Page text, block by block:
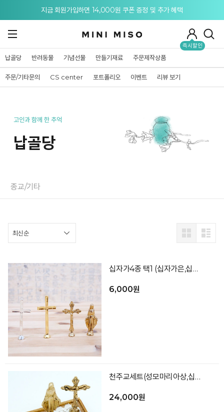
지금 회원가입하면 14,000원 쿠폰 증정 및 추가 혜택
즉시할인
납골당 반려동물 기념선물 만들기재료 주문제작상품
주문/기타문의 CS center 포트폴리오 이벤트 리뷰 보기
고인과 함께 한 추억
납골당
종교/기타
십자가4종 택1 (십자가은,십자가금,십자가예수,성모마리아상)
6,000원
천주교세트(성모마리아상,십자가예수,미니꽃다발,바닥)
24,000원